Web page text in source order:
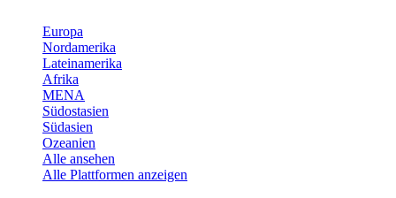
Europa
Nordamerika
Lateinamerika
Afrika
MENA
Südostasien
Südasien
Ozeanien
Alle ansehen
Alle Plattformen anzeigen